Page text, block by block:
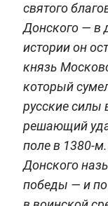
святого
Донского — в
истории он
князь
который
русские силы
решающий
поле в 1380-
Донского
победы — и